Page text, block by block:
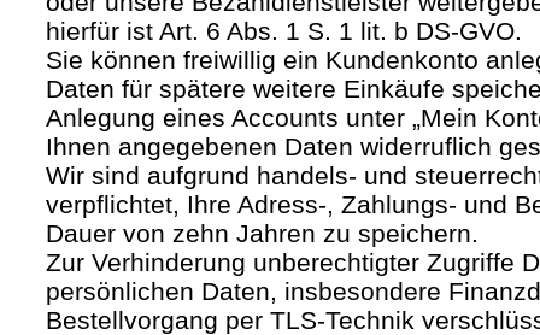
hierfür ist Art. 6 Abs. 1 S. 1 lit. b DS-GVO.
Sie können freiwillig ein Kundenkonto
Daten für spätere weitere Einkäufe
Anlegung eines Accounts unter „Mein
Ihnen angegebenen Daten widerruflich
Wir sind aufgrund handels- und
verpflichtet, Ihre Adress-, Zahlungs- und
Dauer von zehn Jahren zu speichern.
Zur Verhinderung unberechtigter Zugriffe
persönlichen Daten, insbesondere
Bestellvorgang per TLS-Technik